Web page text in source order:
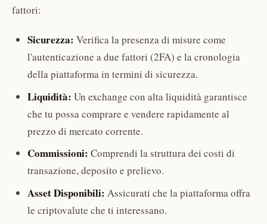
fattori:
Sicurezza: Verifica la presenza di misure come
l'autenticazione a due fattori (2FA) e la cronologia
della piattaforma in termini di sicurezza.
Liquidità: Un exchange con alta liquidità garantisce
che tu possa comprare e vendere rapidamente al
prezzo di mercato corrente.
Commissioni: Comprendi la struttura dei costi di
transazione, deposito e prelievo.
Asset Disponibili: Assicurati che la piattaforma offra
le criptovalute che ti interessano.